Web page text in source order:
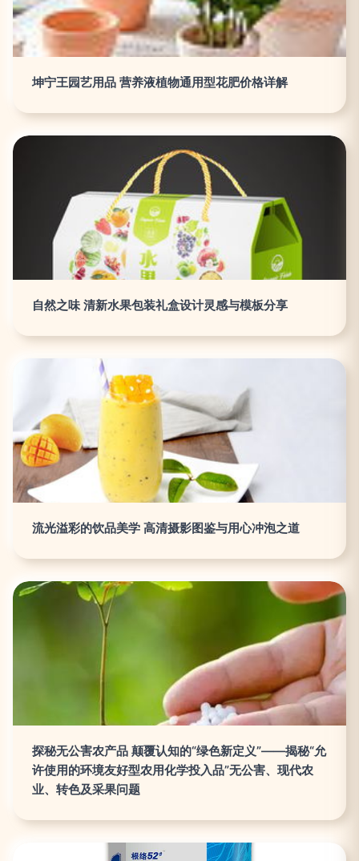
坤宁王园艺用品 营养液植物通用型花肥价格详解
自然之味 清新水果包装礼盒设计灵感与模板分享
流光溢彩的饮品美学 高清摄影图鉴与用心冲泡之道
探秘无公害农产品 颠覆认知的“绿色新定义”——揭秘“允
许使用的环境友好型农用化学投入品”无公害、现代农
业、转色及采果问题